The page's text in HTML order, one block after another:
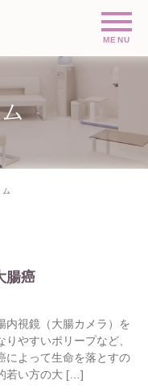
ム
腸癌
内視鏡（大腸カメラ）を
やすいポリープなど、
によって生命を落とすの
若い方の大 […]